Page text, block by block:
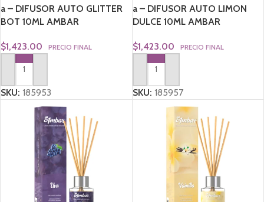
a – DIFUSOR AUTO GLITTER
BOT 10ML AMBAR
$1,423.00 PRECIO FINAL
AGREGAR AL CARRITO
SKU: 185953
a – DIFUSOR AUTO LIMON
DULCE 10ML AMBAR
$1,423.00 PRECIO FINAL
AGREGAR AL CARRITO
SKU: 185957